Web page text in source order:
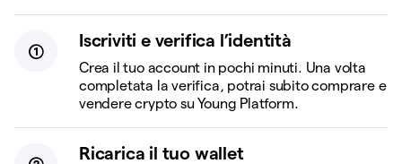
Iscriviti e verifica l’identità
Crea il tuo account in pochi minuti. Una volta
completata la verifica, potrai subito comprare e
vendere crypto su Young Platform.
Ricarica il tuo wallet